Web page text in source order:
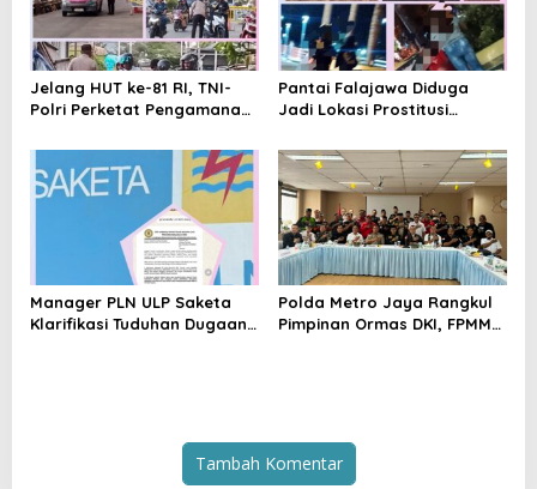
Jelang HUT ke-81 RI, TNI-
Polri Perketat Pengamanan
Pemeriksaan Kendaraan
hingga Patroli Rutin
Pantai Falajawa Diduga
Jadi Lokasi Prostitusi
Miras, Warga Desak
Penertiban
Manager PLN ULP Saketa
Klarifikasi Tuduhan Dugaan
Polda Metro Jaya Rangkul
Pimpinan Ormas DKI, FPMM
Tambah Komentar